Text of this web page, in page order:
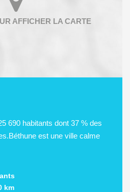
690 habitants dont 37 % des
est une ville calme
km